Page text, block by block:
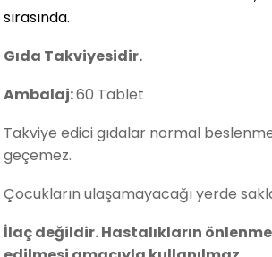
sırasında.
Gıda Takviyesidir.
Ambalaj:60 Tablet
Takviye edici gıdalar normal
geçemez.
Çocukların ulaşamayacağı yerde
İlaç değildir. Hastalıkların